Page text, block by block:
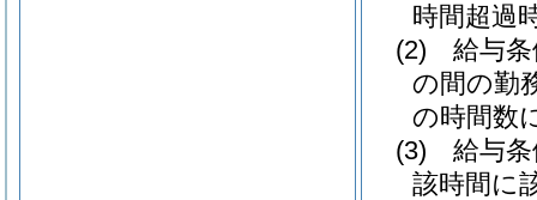
時間超過
(2)
給与
の間の勤
の時間数
(3)
給与
該時間に